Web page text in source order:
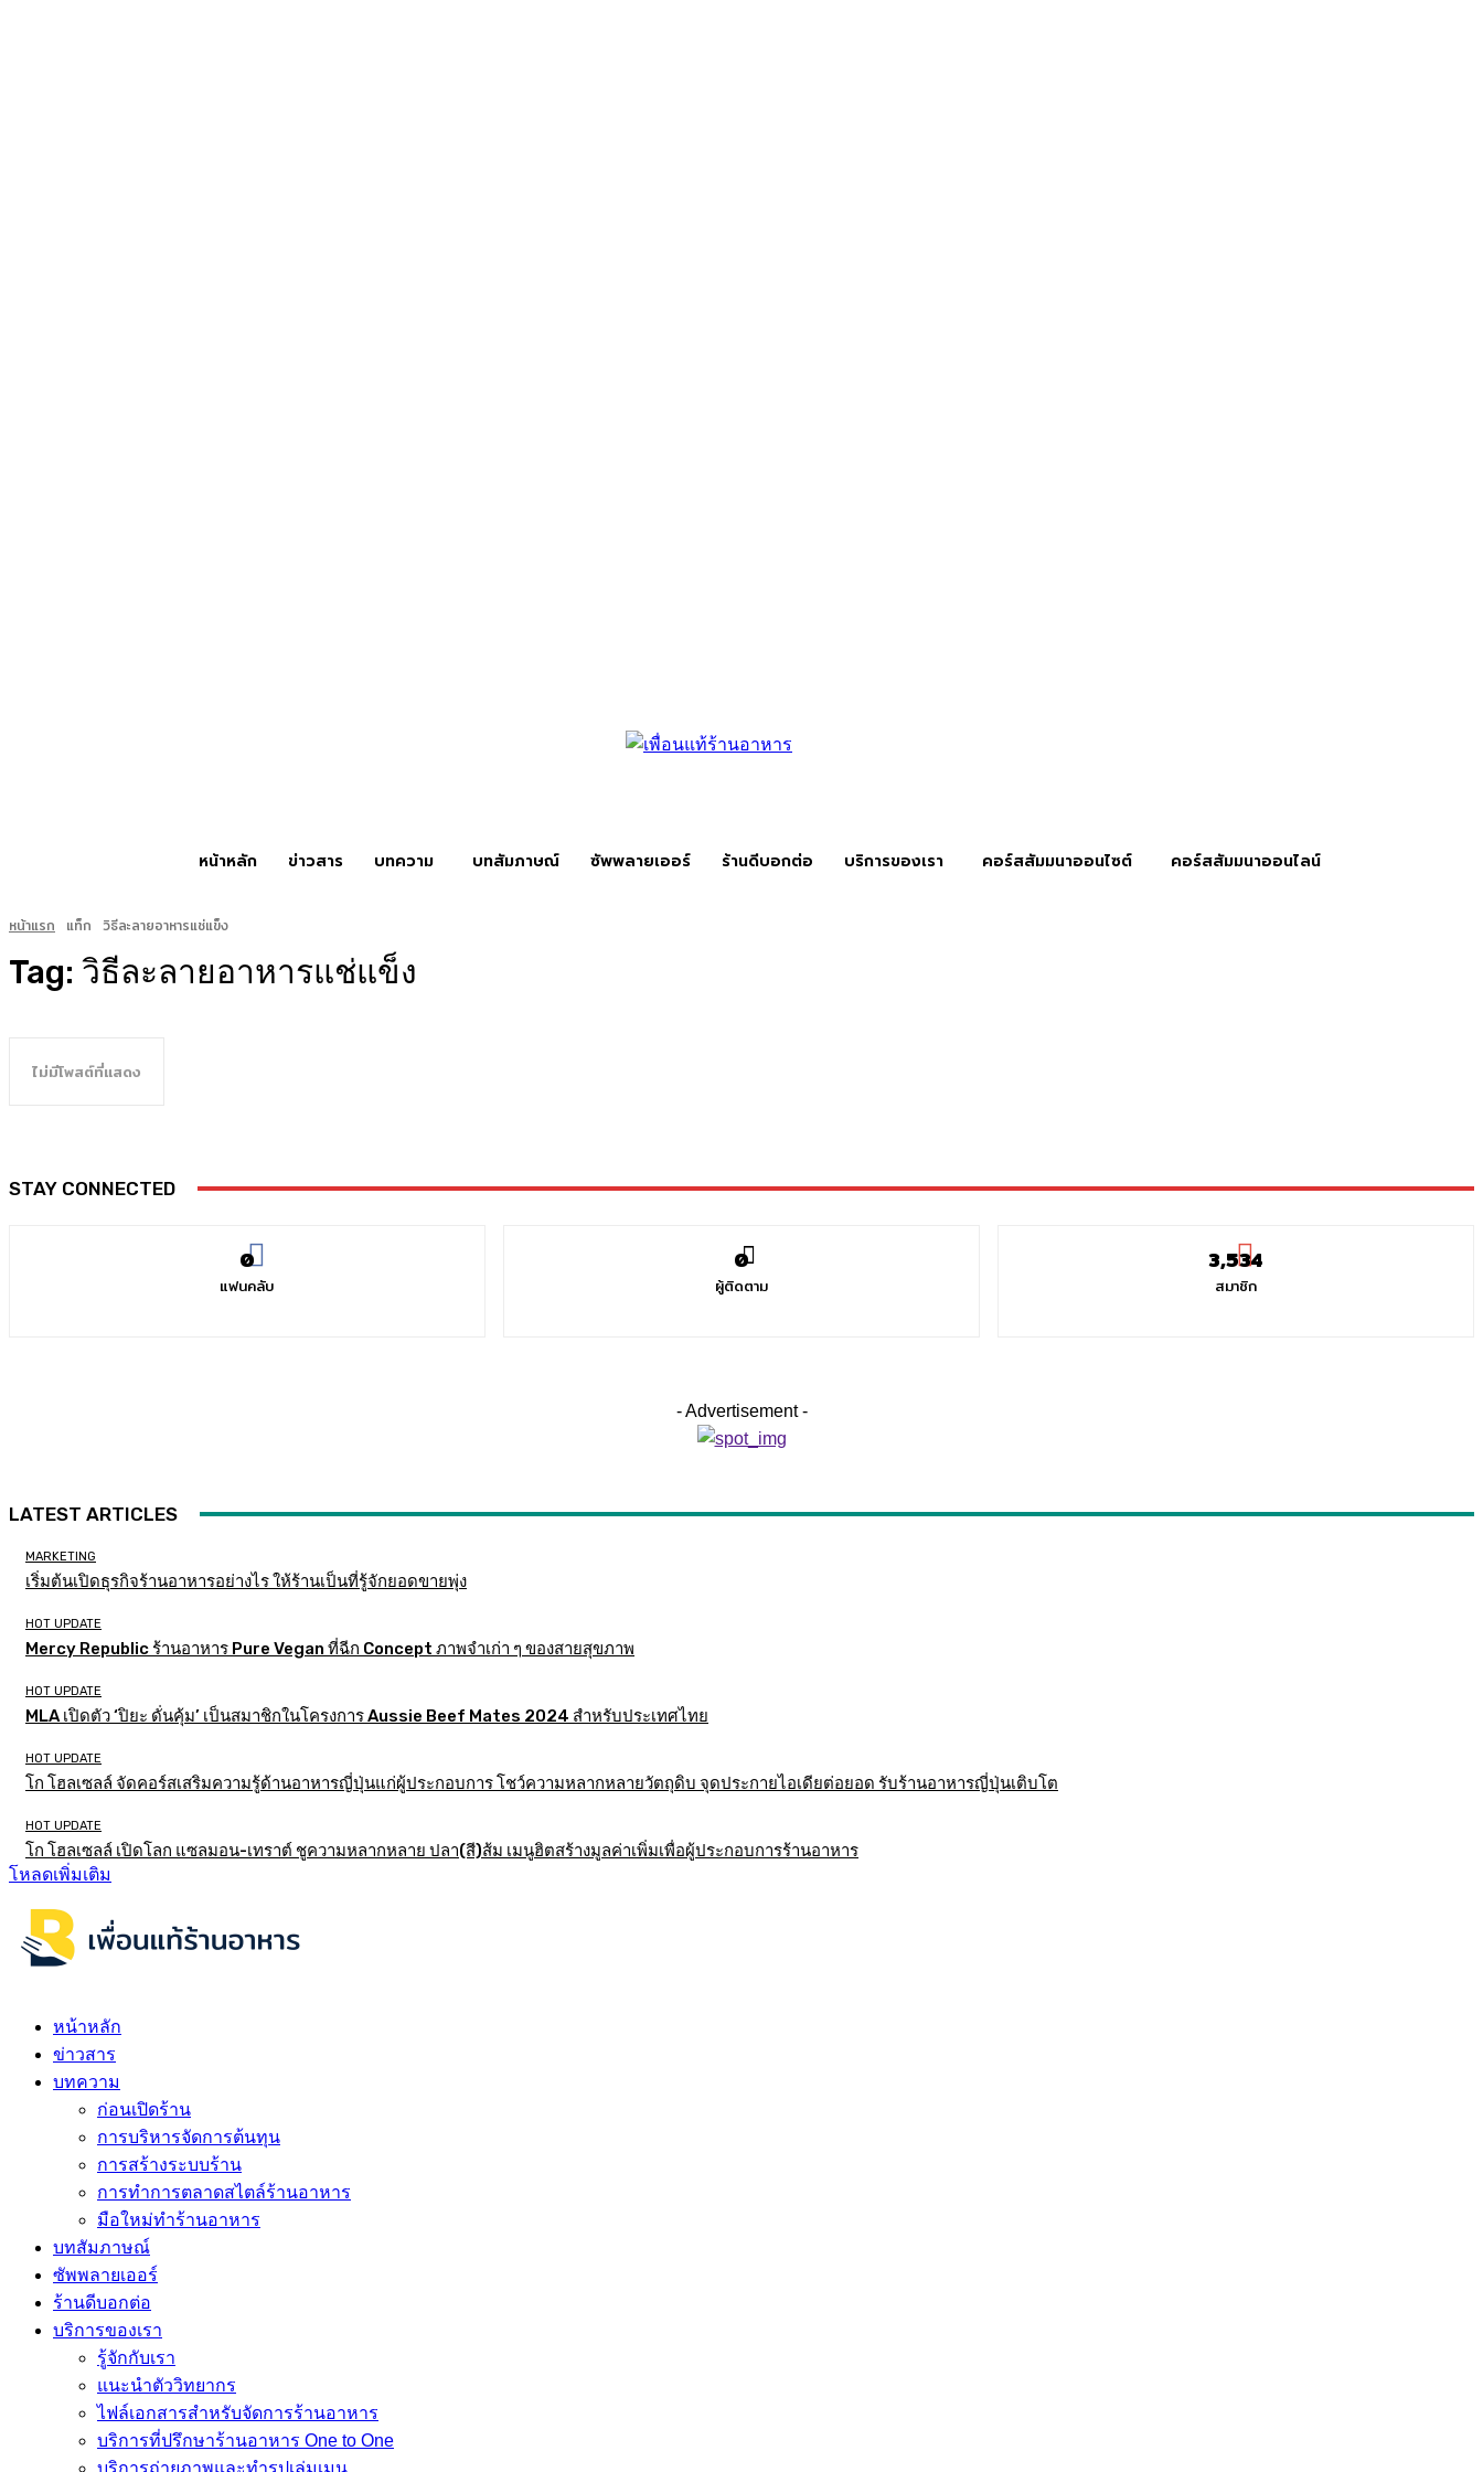
หน้าหลัก ข่าวสาร บทความ บทสัมภาษณ์ ซัพพลายเออร์ ร้านดีบอกต่อ บริการของเรา คอร์สสัมมนาออนไซต์ คอร์สสัมมนาออนไลน์
หน้าแรก แท็ก วิธีละลายอาหารแช่แข็ง
Tag: วิธีละลายอาหารแช่แข็ง
ไม่มีโพสต์ที่แสดง
STAY CONNECTED
0
แฟนคลับ
0
ผู้ติดตาม
3,534
สมาชิก
- Advertisement -
LATEST ARTICLES
MARKETING
เริ่มต้นเปิดธุรกิจร้านอาหารอย่างไร ให้ร้านเป็นที่รู้จักยอดขายพุ่ง
HOT UPDATE
Mercy Republic ร้านอาหาร Pure Vegan ที่ฉีก Concept ภาพจำเก่า ๆ ของสายสุขภาพ
HOT UPDATE
MLA เปิดตัว ‘ปิยะ ดั่นคุ้ม’ เป็นสมาชิกในโครงการ Aussie Beef Mates 2024 สำหรับประเทศไทย
HOT UPDATE
โก โฮลเซลล์ จัดคอร์สเสริมความรู้ด้านอาหารญี่ปุ่นแก่ผู้ประกอบการ โชว์ความหลากหลายวัตถุดิบ จุดประกายไอเดียต่อยอด รับร้านอาหารญี่ปุ่นเติบโต
HOT UPDATE
โก โฮลเซลล์ เปิดโลก แซลมอน-เทราต์ ชูความหลากหลาย ปลา(สี)ส้ม เมนูฮิตสร้างมูลค่าเพิ่มเพื่อผู้ประกอบการร้านอาหาร
โหลดเพิ่มเติม
หน้าหลัก
ข่าวสาร
บทความ
ก่อนเปิดร้าน
การบริหารจัดการต้นทุน
การสร้างระบบร้าน
การทำการตลาดสไตล์ร้านอาหาร
มือใหม่ทำร้านอาหาร
บทสัมภาษณ์
ซัพพลายเออร์
ร้านดีบอกต่อ
บริการของเรา
รู้จักกับเรา
แนะนำตัววิทยากร
ไฟล์เอกสารสำหรับจัดการร้านอาหาร
บริการที่ปรึกษาร้านอาหาร One to One
บริการถ่ายภาพและทำรูปเล่มเมนู